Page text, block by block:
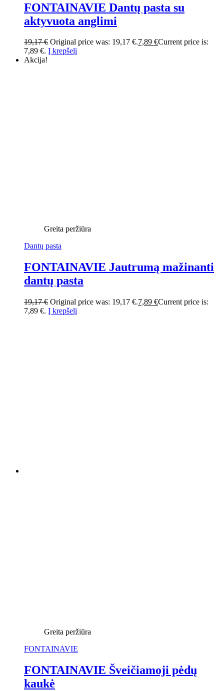
FONTAINAVIE Dantų pasta su
aktyvuota anglimi
19,17€ Original price was: 19,17 €.7,89 €Current price is:
7,89 €. Į krepšelį
Akcija!
Greita peržiūra
Dantų pasta
FONTAINAVIE Jautrumą mažinanti
dantų pasta
19,17€ Original price was: 19,17 €.7,89 €Current price is:
7,89 €. Į krepšelį
Greita peržiūra
FONTAINAVIE
FONTAINAVIE Šveičiamoji pėdų
kaukė